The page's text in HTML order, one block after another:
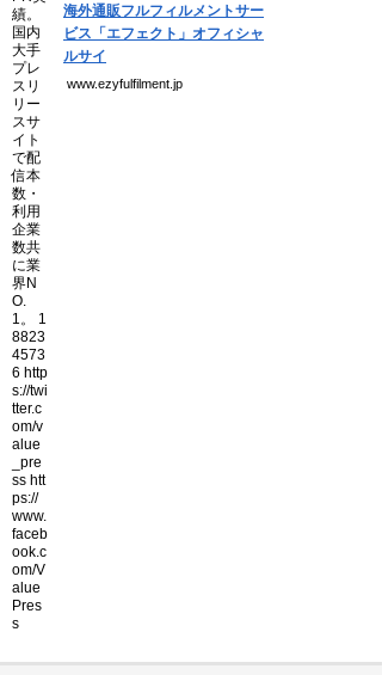
海外通販フルフィルメントサー
ビス「エフェクト」オフィシャ
ルサイ
www.ezyfulfilment.jp